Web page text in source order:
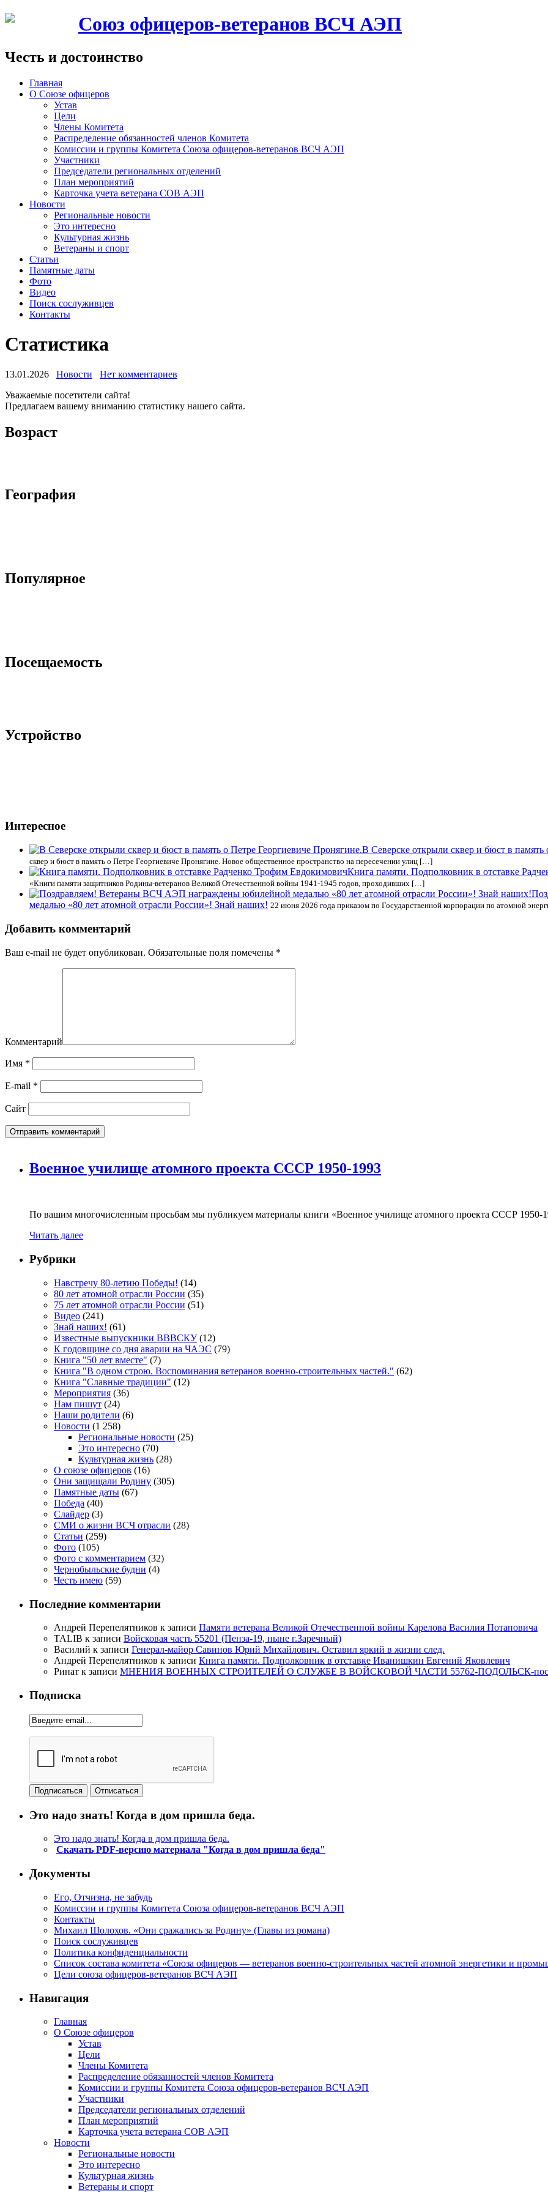
Союз офицеров-ветеранов ВСЧ АЭП
Честь и достоинство
Главная
О Союзе офицеров
Устав
Цели
Члены Комитета
Распределение обязанностей членов Комитета
Комиссии и группы Комитета Союза офицеров-ветеранов ВСЧ АЭП
Участники
Председатели региональных отделений
План мероприятий
Карточка учета ветерана CОВ АЭП
Новости
Региональные новости
Это интересно
Культурная жизнь
Ветераны и спорт
Статьи
Памятные даты
Фото
Видео
Поиск сослуживцев
Контакты
Статистика
13.01.2026 Новости
Нет комментариев
Уважаемые посетители сайта!
Предлагаем вашему вниманию статистику нашего сайта.
Возраст
География
Популярное
Посещаемость
Устройство
Интересное
В Северске открыли сквер и бюст в
сквер и бюст в память о Петре Георгиевиче Пронягине. Новое общественное пространство на пересечении улиц […]
Книга памяти. Подполковник в отставке
«Книги памяти защитников Родины-ветеранов Великой Отечественной войны 1941-1945 годов, проходивших […]
медалью «80 лет атомной отрасли России»! Знай наших! 22 июня 2026 года приказом по Государственной корпорации по атомной
Добавить комментарий
Ваш e-mail не будет опубликован. Обязательные поля помечены *
Комментарий
Имя *
E-mail *
Сайт
Военное училище атомного проекта СССР 1950-1993
По вашим многочисленным просьбам мы публикуем материалы книги «Военное училище атомного проекта СССР 1950-
Читать далее
Рубрики
Навстречу 80-летию Победы! (14)
80 лет атомной отрасли России (35)
75 лет атомной отрасли России (51)
Видео (241)
Знай наших! (61)
Известные выпускники ВВВСКУ(12)
К годовщине со дня аварии на ЧАЭС (79)
Книга "50 лет вместе" (7)
Книга "В одном строю. Воспоминания ветеранов военно-строительных частей." (62)
Книга "Славные традиции" (12)
Мероприятия (36)
Нам пишут (24)
Наши родители (6)
Новости (1 258)
Региональные новости (25)
Это интересно (70)
Культурная жизнь (28)
О союзе офицеров (16)
Они защищали Родину (305)
Памятные даты (67)
Победа (40)
Слайдер (3)
СМИ о жизни ВСЧ отрасли (28)
Статьи (259)
Фото (105)
Фото с комментарием (32)
Чернобыльские будни (4)
Честь имею (59)
Последние комментарии
Андрей Перепелятников к записи Памяти ветерана Великой Отечественной войны Карелова Василия Потаповича
TALIB к записи Войсковая часть 55201 (Пенза-19, ныне г.Заречный)
Василий к записи Генерал-майор Савинов Юрий Михайлович. Оставил яркий в жизни след.
Андрей Перепелятников к записи Книга памяти. Подполковник в отставке Иванишкин Евгений Яковлевич
Ринат к записи МНЕНИЯ ВОЕННЫХ СТРОИТЕЛЕЙ О СЛУЖБЕ В ВОЙСКОВОЙ ЧАСТИ 55762-ПОДОЛЬСК-
Подписка
Это надо знать! Когда в дом пришла беда.
Это надо знать! Когда в дом пришла беда.
Скачать PDF-версию материала "Когда в дом пришла беда"
Документы
Его, Отчизна, не забудь
Комиссии и группы Комитета Союза офицеров-ветеранов ВСЧ АЭП
Контакты
Михаил Шолохов. «Они сражались за Родину» (Главы из романа)
Поиск сослуживцев
Политика конфиденциальности
Список состава комитета «Союза офицеров — ветеранов военно-строительных частей атомной энергетики и
Цели союза офицеров-ветеранов ВСЧ АЭП
Навигация
Главная
О Союзе офицеров
Устав
Цели
Члены Комитета
Распределение обязанностей членов Комитета
Комиссии и группы Комитета Союза офицеров-ветеранов ВСЧ АЭП
Участники
Председатели региональных отделений
План мероприятий
Карточка учета ветерана CОВ АЭП
Новости
Региональные новости
Это интересно
Культурная жизнь
Ветераны и спорт